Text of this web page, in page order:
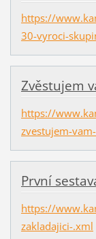
https://
30-vyroci-
Zvěstujem
https://
zvestujem-
První
https://
zakladajici-.xml